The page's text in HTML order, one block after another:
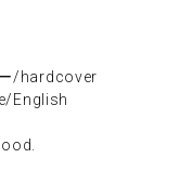
/hardcover
English